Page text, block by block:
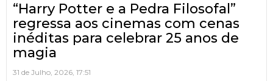
“Harry Potter e a Pedra Filosofal”
regressa aos cinemas com cenas
inéditas para celebrar 25 anos de
magia
31 de Julho, 2026, 17:51